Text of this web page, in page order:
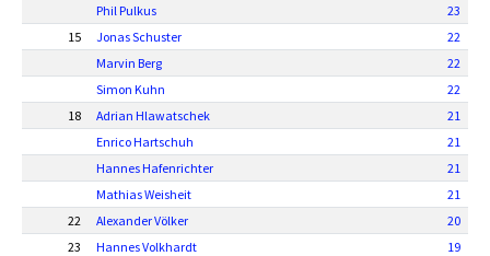
Phil Pulkus
23
15
Jonas Schuster
22
Marvin Berg
22
Simon Kuhn
22
18
Adrian Hlawatschek
21
Enrico Hartschuh
21
Hannes Hafenrichter
21
Mathias Weisheit
21
22
Alexander Völker
20
23
Hannes Volkhardt
19